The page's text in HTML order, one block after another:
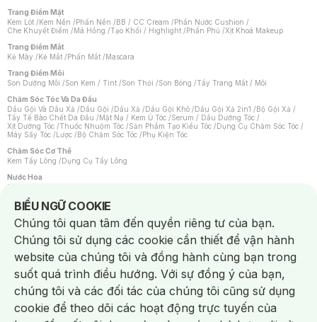
Trang Điểm Mặt
Kem Lót /Kem Nền /Phấn Nền /BB / CC Cream /Phấn Nước Cushion /
Che Khuyết Điểm /Má Hồng /Tạo Khối / Highlight /Phấn Phủ /Xịt Khoá Makeup
Trang Điểm Mắt
Kẻ Mày /Kẻ Mắt /Phấn Mắt /Mascara
Trang Điểm Môi
Son Dưỡng Môi /Son Kem / Tint /Son Thỏi /Son Bóng /Tẩy Trang Mắt / Môi
Chăm Sóc Tóc Và Da Đầu
Dầu Gội Và Dầu Xả /Dầu Gội /Dầu Xả /Dầu Gội Khô /Dầu Gội Xả 2in1 /Bộ Gội Xả /
Tẩy Tế Bào Chết Da Đầu /Mặt Nạ / Kem Ủ Tóc /Serum / Dầu Dưỡng Tóc /
Xịt Dưỡng Tóc /Thuốc Nhuộm Tóc /Sản Phẩm Tạo Kiểu Tóc /Dụng Cụ Chăm Sóc Tóc /
Máy Sấy Tóc /Lược /Bộ Chăm Sóc Tóc /Phụ Kiện Tóc
Chăm Sóc Cơ Thể
Kem Tẩy Lông /Dụng Cụ Tẩy Lông
Nước Hoa
Nước Hoa Nữ
Chăm Sóc Cá Nhân
Chống Muỗi /Khẩu Trang /Máy Massage/Mặt Nạ Xông Hơi /Nước Rửa Tay/
Sản Phẩm Chăm Sóc Khác /Bàn Chải Đánh Răng /Bàn Chải Điện/
Hỗ Trợ Trắng Răng/Kem Đánh Răng /Máy Tăm Nước/ Nước Súc Miệng/
Tăm / Chỉ Nha Khoa/ Xịt Thơm Miệng / Dung Dịch Vệ Sinh/Dưỡng Vùng Kín/
Khăn Ướt Vệ Sinh Vùng Kín/Băng Vệ Sinh/Tampon/Bọt Cạo Râu /Dao Cạo Râu/
Máy Cạo Râu
Vấn Đề Về Da
Da Dầu / Lỗ Chân Lông To/ Da Khô / Mất Nước/ Da Lão Hóa/ Da Mụn/
Da Nhạy Cảm / Kích Ứng
Da Xỉn Màu Thâm / Nám / Tàn Nhang
Quầng Thâm & Bọng Mắt /Sẹo /Viêm Da Cơ Địa
BIỂU NGỮ COOKIE
Notice about cookies usage
Chúng tôi quan tâm đến quyền riêng tư của bạn.
Chúng tôi sử dụng các cookie cần thiết để vận hành
website của chúng tôi và đồng hành cùng bạn trong
suốt quá trình điều hướng. Với sự đồng ý của bạn,
chúng tôi và các đối tác của chúng tôi cũng sử dụng
cookie để theo dõi các hoạt động trực tuyến của